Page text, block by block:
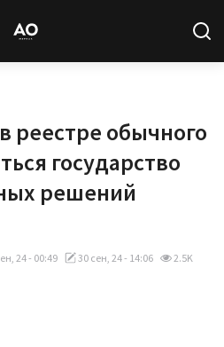
реестре обычного
государство
решений
24 - 00:49 30 сен, 24 - 14:06 2.5K